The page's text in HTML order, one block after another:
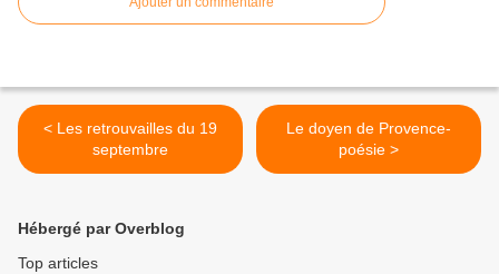
< Les retrouvailles du 19
septembre
Le doyen de Provence-
poésie >
Hébergé par Overblog
Top articles